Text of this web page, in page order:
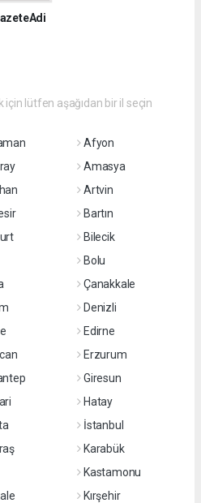
için lütfen aşağıdan bir il seçin
Afyon
Amasya
Artvin
Bartın
Bilecik
Bolu
Çanakkale
Denizli
Edirne
Erzurum
Giresun
Hatay
İstanbul
Karabük
Kastamonu
Kırşehir